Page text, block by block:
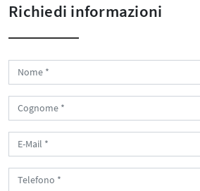
Richiedi informazioni